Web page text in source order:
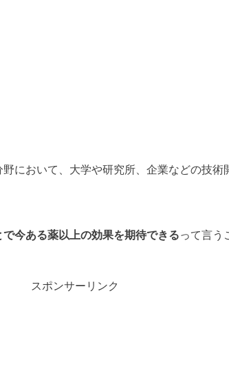
において、大学や研究所、企業などの技
今ある薬以上の効果を期待できるって言う
スポンサーリンク